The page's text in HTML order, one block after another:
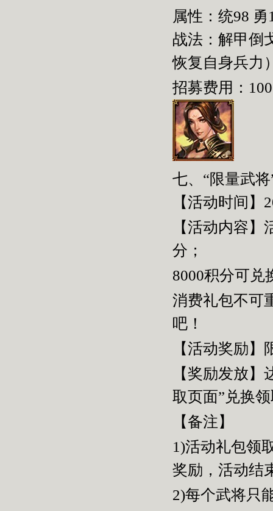
属性：统98 勇
战法：解甲倒
恢复自身兵力
招募费用：
七、“限量武
【活动时间】
【活动内容
分；
8000积分可兑
消费礼包不可
吧！
【活动奖励】
【奖励发放
取页面”兑换
【备注】
1)活动礼包领
奖励，活动结
2)每个武将只